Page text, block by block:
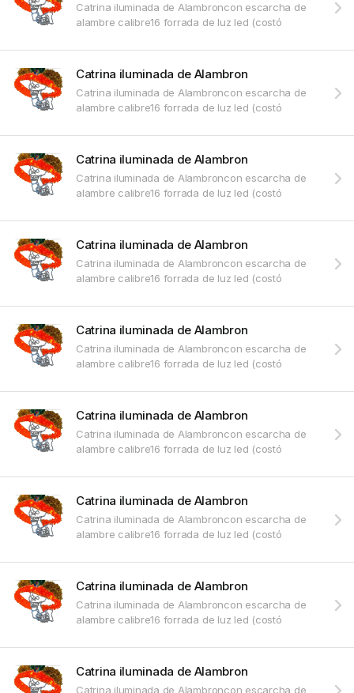
Catrina iluminada de Alambroncon escarcha de
alambre calibre16 forrada de luz led (costó
Catrina iluminada de Alambron
Catrina iluminada de Alambroncon escarcha de
alambre calibre16 forrada de luz led (costó
Catrina iluminada de Alambron
Catrina iluminada de Alambroncon escarcha de
alambre calibre16 forrada de luz led (costó
Catrina iluminada de Alambron
Catrina iluminada de Alambroncon escarcha de
alambre calibre16 forrada de luz led (costó
Catrina iluminada de Alambron
Catrina iluminada de Alambroncon escarcha de
alambre calibre16 forrada de luz led (costó
Catrina iluminada de Alambron
Catrina iluminada de Alambroncon escarcha de
alambre calibre16 forrada de luz led (costó
Catrina iluminada de Alambron
Catrina iluminada de Alambroncon escarcha de
alambre calibre16 forrada de luz led (costó
Catrina iluminada de Alambron
Catrina iluminada de Alambroncon escarcha de
alambre calibre16 forrada de luz led (costó
Catrina iluminada de Alambron
Catrina iluminada de Alambroncon escarcha de